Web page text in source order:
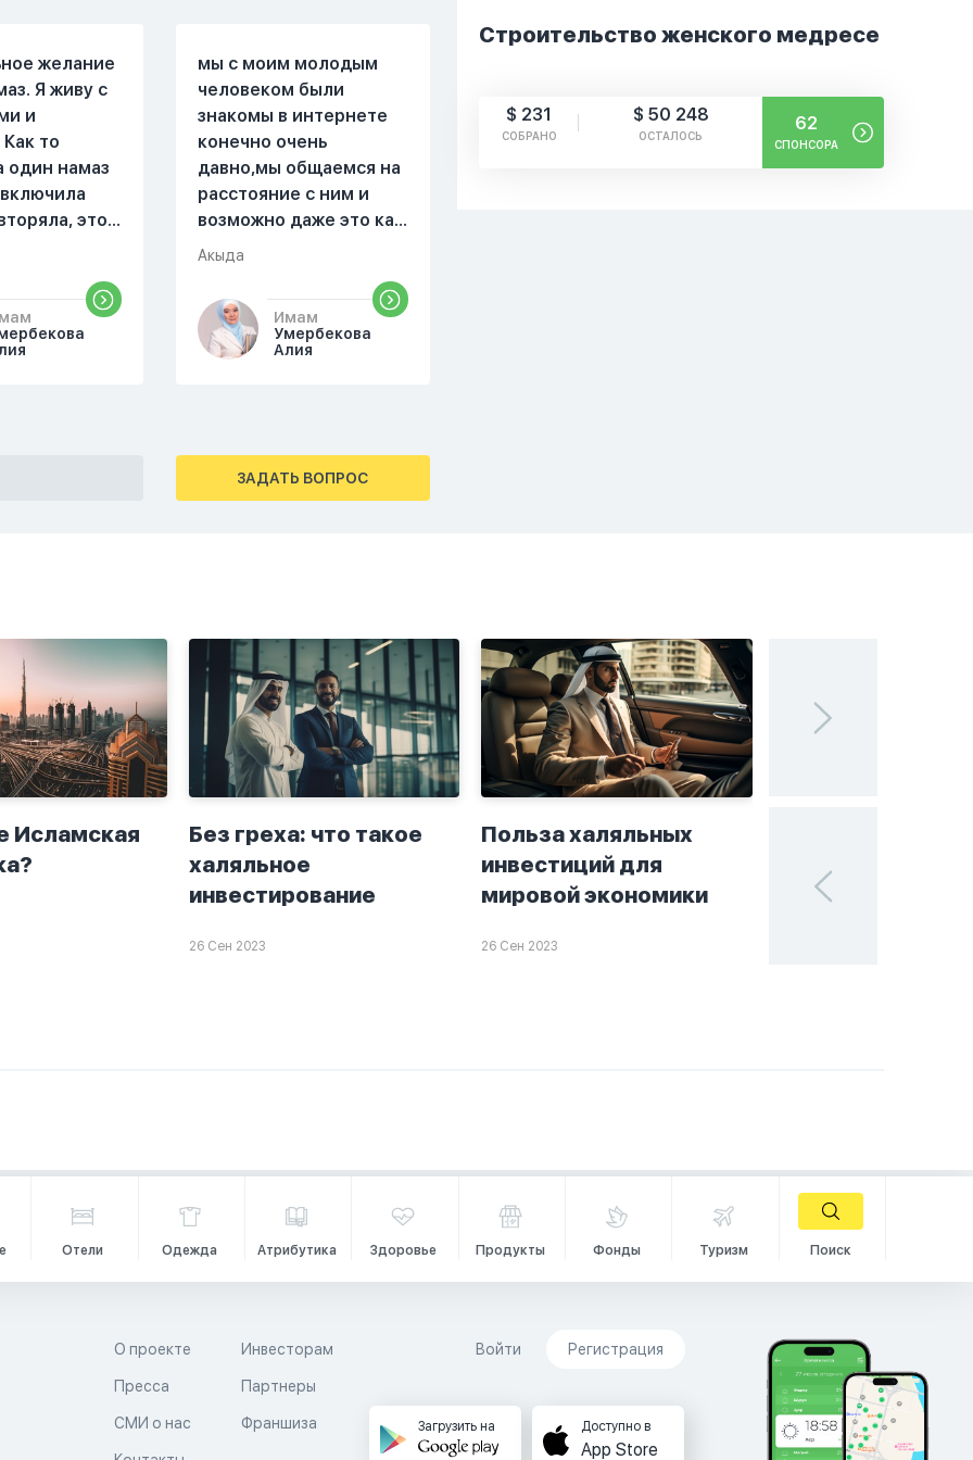
Строительство женского медресе
$ 231
СОБРАНО
$ 50 248
ОСТАЛОСЬ
62
СПОНСОРА
желание
Я живу с
и
то
один намаз
это
сестра.
почему ты
Ты
себя.
От родных
мы с моим молодым
человеком были
знакомы в интернете
конечно очень
давно,мы общаемся на
расстояние с ним и
возможно даже это как
то помешало,знаю о 17
прочитать два раза
истихар намаз,первый
раз я прочитала до
спокойно и в голову
начали лезть только
хорошие мысли,во
переводом на
русский,потому что
боялась ошибиться и
то что намаз не
примется,совершила
истихар во время
тахаджуд...
Акыда
Имам
Умербекова
Алия
ЗАДАТЬ ВОПРОС
Исламская
Без греха: что такое
халяльное
инвестирование
26 Сен 2023
Польза халяльных
инвестиций для
мировой экономики
26 Сен 2023
поисках
в мире
Отели Одежда Атрибутика Здоровье Продукты Фонды Туризм Поиск
О проекте
Пресса
СМИ о нас
Инвесторам
Партнеры
Франшиза
Войти Регистрация
Загрузить на Доступно в
App Store